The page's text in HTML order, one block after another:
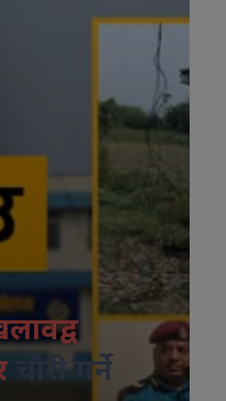
चोरी गर्ने